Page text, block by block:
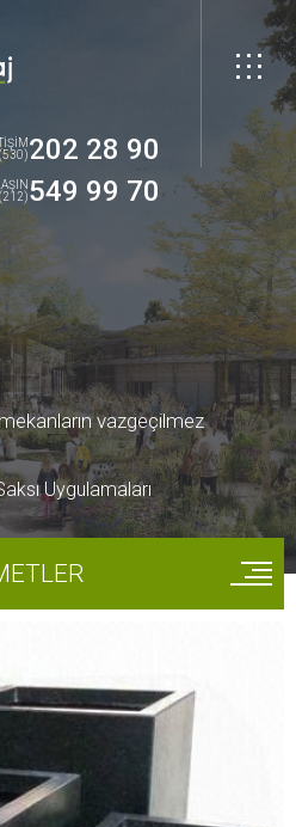
202 28 90
549 99 70
vazgeçilmez
Uygulamaları